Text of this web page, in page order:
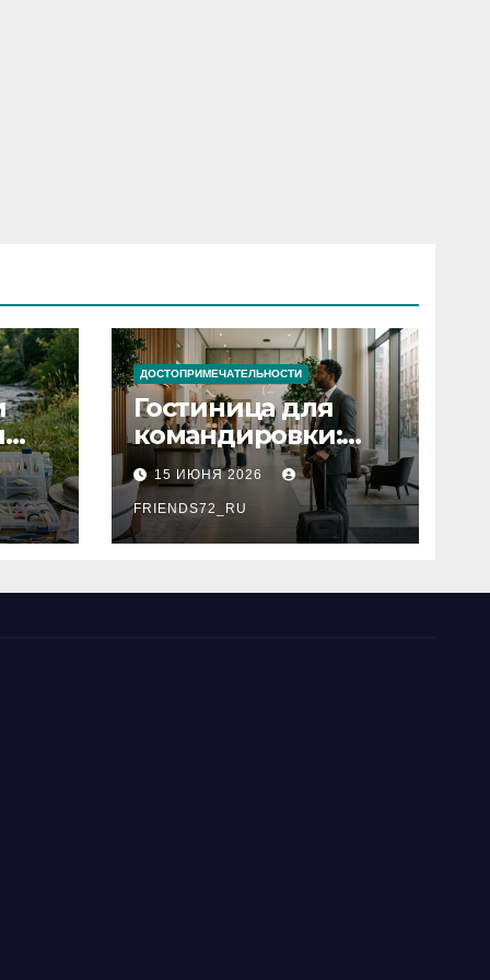
ДОСТОПРИМЕЧАТЕЛЬНОСТИ
Гостиница для
командировки:
основные
критерии выбора
15 ИЮНЯ 2026
FRIENDS72_RU